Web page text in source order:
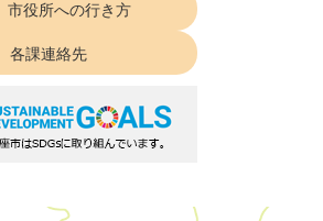
市役所への行き方
各課連絡先